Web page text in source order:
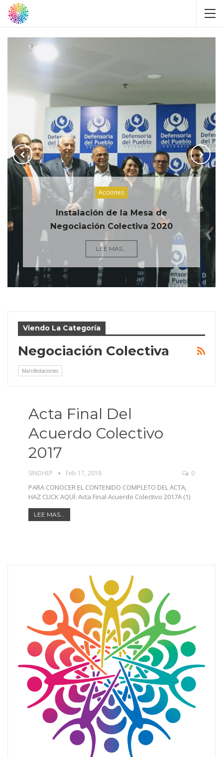
Acciones
Instalación de la Mesa de
Negociación Colectiva 2020
LEE MAS...
Viendo La Categoría
Negociación Colectiva
Manifestaciones
Acta Final Del
Acuerdo Colectivo
2017
SINDHEP Feb 17, 2018 0
PARA CONOCER EL CONTENIDO COMPLETO DEL ACTA,
HAZ CLICK AQUÍ: Acta Final Acuerdo Colectivo 2017A (1)
LEE MAS...